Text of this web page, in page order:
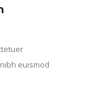
euismod